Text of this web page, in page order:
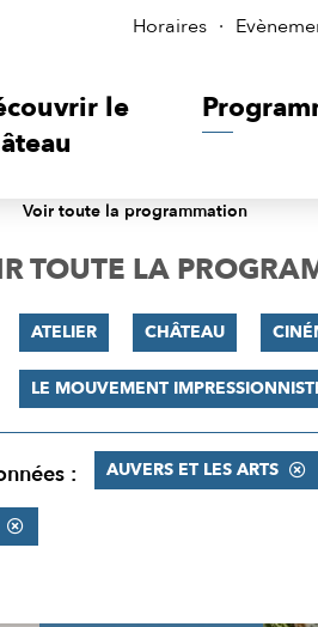
Horaires
le
Voir toute la programmation
TOUTE LA
ATELIER CHÂTEAU
LE MOUVEMENT
: AUVERS ET LES ARTS